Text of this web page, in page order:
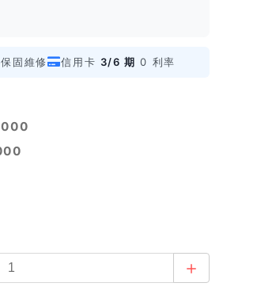
保固維修 信用卡 3/6 期 0 利率